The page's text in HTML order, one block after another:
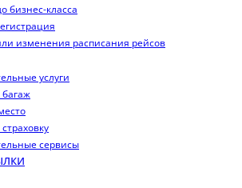
бизнес-класса
изменения расписания рейсов
услуги
сервисы